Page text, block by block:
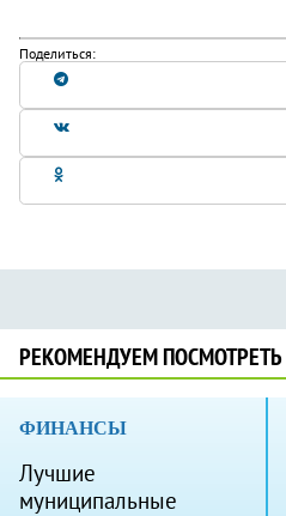
Поделиться:
РЕКОМЕНДУЕМ ПОСМОТРЕТЬ
ФИНАНСЫ
Лучшие
муниципальные